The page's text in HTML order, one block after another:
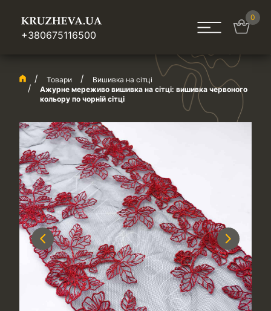
+380675116500
0
Товари
Вишивка на сітці
Ажурне мереживо вишивка на сітці: вишивка червоного
кольору по чорній сітці
Previous Next